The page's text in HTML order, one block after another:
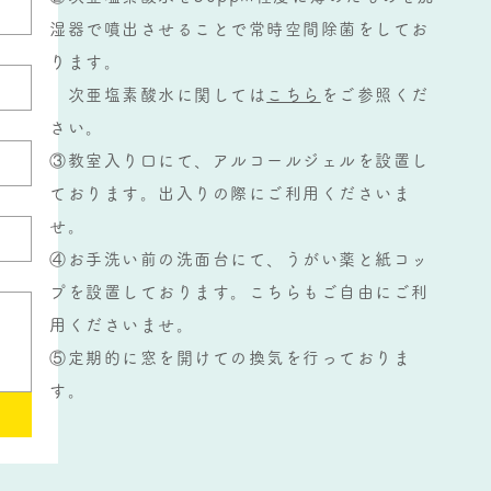
湿器で噴出させることで常時空間除菌をしてお
ります。
次亜塩素酸水に関しては こちら をご参照くだ
さい。
③教室入り口にて、アルコールジェルを設置し
ております。出入りの際にご利用くださいま
せ。
④お手洗い前の洗面台にて、うがい薬と紙コッ
プを設置しております。こちらもご自由にご利
用くださいませ。
​⑤定期的に窓を開けての換気を行っておりま
す。